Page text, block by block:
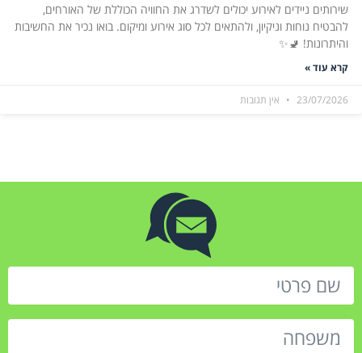
שירותים ניידים לאירוע יכולים לשדרג את החוויה הכוללת של האורחים,
להבטיח נוחות וניקיון, ולהתאים לכל סוג אירוע ומיקום. בואו נכיר את החשיבות
והיתרונות! 🚽✨
קרא עוד »
23/07/2026 אין תגובות